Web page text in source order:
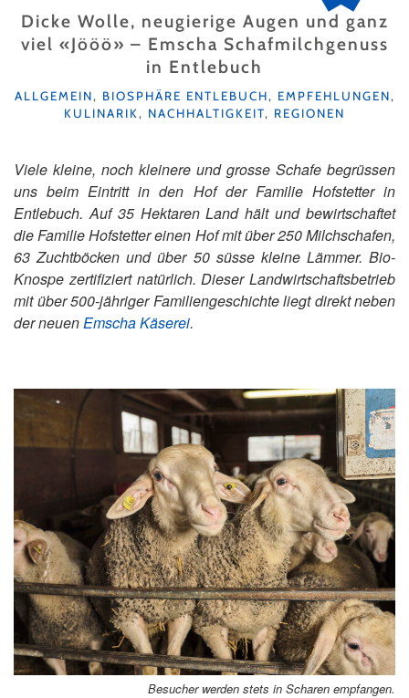
Dicke Wolle, neugierige Augen und ganz
viel «Jööö» – Emscha Schafmilchgenuss
in Entlebuch
KATEGORIEN
ALLGEMEIN, BIOSPHÄRE ENTLEBUCH, EMPFEHLUNGEN,
KULINARIK, NACHHALTIGKEIT, REGIONEN
Viele kleine, noch kleinere und grosse Schafe begrüssen
uns beim Eintritt in den Hof der Familie Hofstetter in
Entlebuch. Auf 35 Hektaren Land hält und bewirtschaftet
die Familie Hofstetter einen Hof mit über 250 Milchschafen,
63 Zuchtböcken und über 50 süsse kleine Lämmer. Bio-
Knospe zertifiziert natürlich. Dieser Landwirtschaftsbetrieb
mit über 500-jähriger Familiengeschichte liegt direkt neben
der neuenEmscha Käserei.
Besucher werden stets in Scharen empfangen.